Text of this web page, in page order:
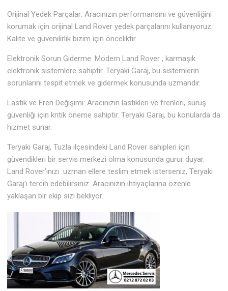
Orijinal Yedek Parçalar: Aracınızın performansını ve güvenliğini
korumak için orijinal Land Rover yedek parçalarını kullanıyoruz.
Kalite ve güvenilirlik bizim için önceliktir.
Elektronik Sorun Giderme: Modern Land Rover , karmaşık
elektronik sistemlere sahiptir. Teryaki Garaj, bu sistemlerin
sorunlarını tespit etmek ve gidermek konusunda uzmandır.
Lastik ve Fren Değişimi: Aracınızın lastikleri ve frenleri, sürüş
güvenliği için kritik öneme sahiptir. Teryaki Garaj, bu konularda da
hizmet sunar.
Teryaki Garaj, Tuzla ilçesindeki Land Rover sahipleri için
güvendikleri bir servis merkezi olma konusunda gurur duyar.
Land Rover’ınızı uzman ellere teslim etmek isterseniz, Teryaki
Garaj’ı tercih edebilirsiniz. Aracınızın ihtiyaçlarına özenle
yaklaşan bir ekip sizi bekliyor.